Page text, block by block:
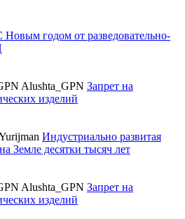
Новым годом от разведовательно-
Alushta_GPN Запрет на
изделий
Индустриально развитая
Земле десятки тысяч лет
Alushta_GPN Запрет на
изделий